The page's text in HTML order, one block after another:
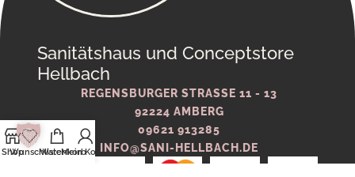
Sanitätshaus und Conceptstore
Hellbach
REGENSBURGER STRASSE 11 - 13
92224 AMBERG
09621 913285
INFO@SANI-HELLBACH.DE
Shop
WunschlisteWarenkorb
Mein Konto